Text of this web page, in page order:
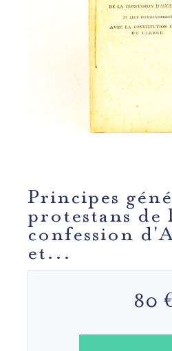
Principes
protestans de
confession
et...
80